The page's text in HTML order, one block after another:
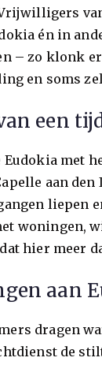
én in
– zo klonk
en soms
een
Eudokia met
aan den
liepen
woningen,
hier meer
aan
dragen
de